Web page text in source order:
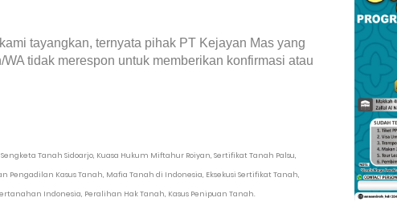
tayangkan, ternyata pihak PT Kejayan Mas yang
tidak merespon untuk memberikan konfirmasi atau
Tanah Sidoarjo, Kuasa Hukum Miftahur Roiyan, Sertifikat Tanah Palsu,
Pengadilan Kasus Tanah, Mafia Tanah di Indonesia, Eksekusi Sertifikat Tanah,
Indonesia, Peralihan Hak Tanah, Kasus Penipuan Tanah.